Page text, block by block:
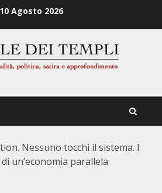
10 Agosto 2026
Nessuno tocchi il sistema. I
un’economia parallela